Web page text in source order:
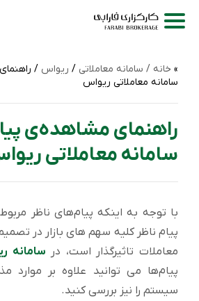
خانه / سامانه‌ معاملاتی / ریواس /
سامانه معاملاتی ریواس
راهنمای مشاهده‌ی
سامانه معاملاتی
با توجه به اینکه پیام‌های ناظر
پیام ناظر کلیه سهم های بازار در
معاملات تاثیرگذار است، در سامانه
پیام‌ها می توانید علاوه بر موارد
سیستم را نیز بررسی کنید.